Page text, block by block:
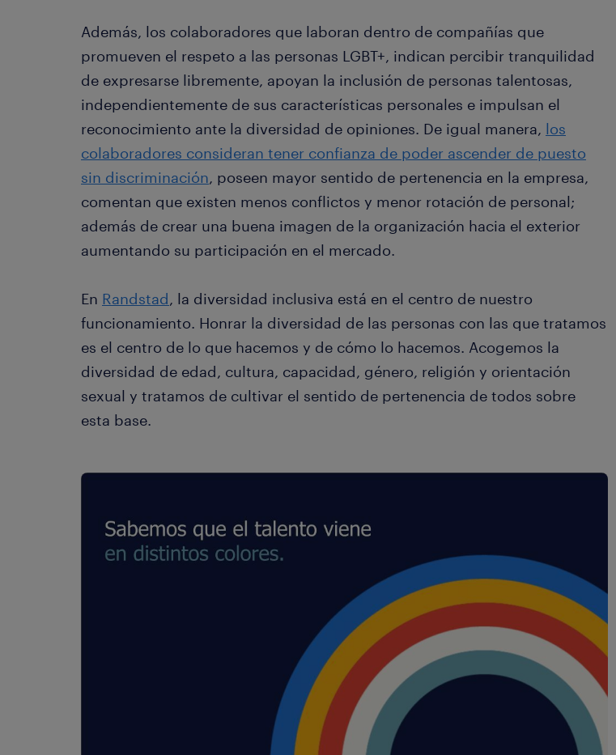
Además, los colaboradores que laboran dentro de compañías que
promueven el respeto a las personas LGBT+, indican percibir tranquilidad
de expresarse libremente, apoyan la inclusión de personas talentosas,
independientemente de sus características personales e impulsan el
reconocimiento ante la diversidad de opiniones. De igual manera, los
colaboradores consideran tener confianza de poder ascender de puesto
sin discriminación, poseen mayor sentido de pertenencia en la empresa,
comentan que existen menos conflictos y menor rotación de personal;
además de crear una buena imagen de la organización hacia el exterior
aumentando su participación en el mercado.
En Randstad, la diversidad inclusiva está en el centro de nuestro
funcionamiento. Honrar la diversidad de las personas con las que tratamos
es el centro de lo que hacemos y de cómo lo hacemos. Acogemos la
diversidad de edad, cultura, capacidad, género, religión y orientación
sexual y tratamos de cultivar el sentido de pertenencia de todos sobre
esta base.